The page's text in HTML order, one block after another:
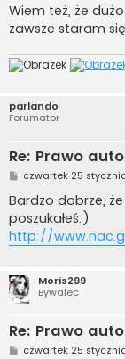
Wiem też, że
zawsze staram
parlando
Forumator
Re: Prawo
P
s
t
czwartek 25
Bardzo dobrze,
poszukałeś:)
http://
Moris299
Bywalec
Re: Prawo
Pczwartek 25